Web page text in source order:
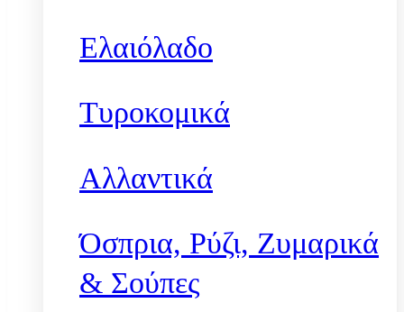
Ελαιόλαδο
Τυροκομικά
Αλλαντικά
Όσπρια, Ρύζι, Ζυμαρικά
& Σούπες